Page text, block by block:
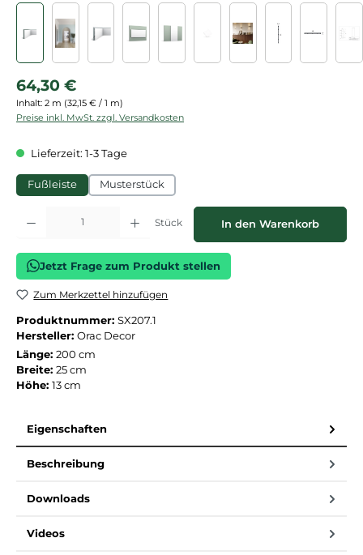
Regulärer Preis:
64,30 €
Inhalt: 2 m (32,15 € / 1 m)
Preise inkl. MwSt. zzgl. Versandkosten
Lieferzeit: 1-3 Tage
Fußleiste Musterstück
Produkt Anzahl: Gib den gewünschten Wert ein oder benutze die
Stück In den Warenkorb
Jetzt Frage zum Produkt stellen
Zum Merkzettel hinzufügen
Produktnummer: SX207.1
Hersteller: Orac Decor
Länge: 200 cm
Breite: 25 cm
Höhe: 13 cm
Eigenschaften
Beschreibung
Downloads
Videos